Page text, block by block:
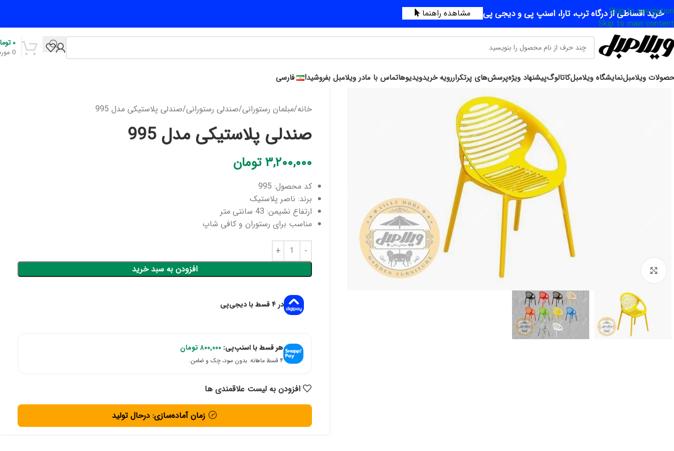
Skip to navigation
Skip to main content
خرید اقساطی از درگاه ترب، تارا، اسنپ پی و دیجی پی مشاهده راهنما
0
۰
ویلامبلنمایشگاه ویلامبلکاتالوگپیشنهاد ویژهپرسش‌های پرتکراررویه خریدویدیوهاتماس با مادر ویلامبل بفروشید! فارسی
خانه مبلمان رستورانی صندلی رستورانی صندلی پلاستیکی مدل 995
صندلی پلاستیکی مدل 995
۳,۲۰۰,۰۰۰ تومان
کد محصول: 995
برند: ناصر پلاستیک
ارتفاع نشیمن: 43 سانتی متر
مناسب برای رستوران و کافی شاپ‌
افزودن به سبد خرید
در ۴ قسط با دیجی‌پی
هر قسط با اسنپ‌پی: ۸۰۰,۰۰۰ تومان
۴ قسط ماهانه. بدون سود، چک و ضامن.
افزودن به لیست علاقمندی ها
زمان آماده‌سازی: درحال تولید